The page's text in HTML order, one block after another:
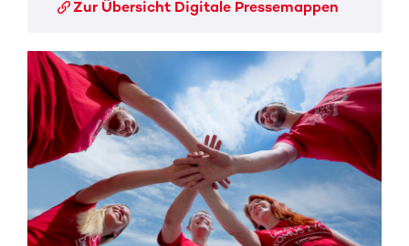
Zur Übersicht Digitale Pressemappen